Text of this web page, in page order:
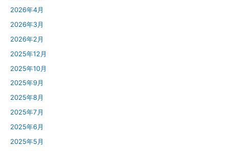
2026年4月
2026年3月
2026年2月
2025年12月
2025年10月
2025年9月
2025年8月
2025年7月
2025年6月
2025年5月